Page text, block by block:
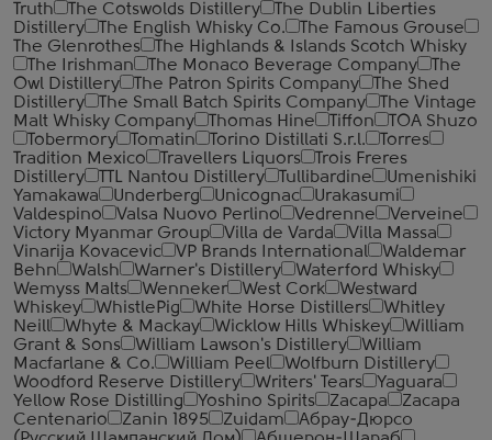
Truth
The Cotswolds Distillery
The Dublin Liberties
Distillery
The English Whisky Co.
The Famous Grouse
The Glenrothes
The Highlands & Islands Scotch Whisky
The Irishman
The Monaco Beverage Company
The
Owl Distillery
The Patron Spirits Company
The Shed
Distillery
The Small Batch Spirits Company
The Vintage
Malt Whisky Company
Thomas Hine Tiffon
TOA Shuzo
Tobermory
Tomatin Torino Distillati S.r.l.
Torres
Tradition Mexico
Travellers Liquors
Trois Freres
Distillery
TTL Nantou Distillery Tullibardine
Umenishiki
Yamakawa
Underberg Unicognac
Urakasumi
Valdespino
Valsa Nuovo Perlino Vedrenne
Verveine
Victory Myanmar Group
Villa de Varda
Villa Massa
Vinarija Kovacevic
VP Brands International
Waldemar
Behn
Walsh Warner's Distillery
Waterford Whisky
Wemyss Malts
Wenneker West Cork
Westward
Whiskey
WhistlePig White Horse Distillers
Whitley
Neill
Whyte & Mackay Wicklow Hills Whiskey
William
Grant & Sons
William Lawson's Distillery
William
Macfarlane & Co.
William Peel
Wolfburn Distillery
Woodford Reserve Distillery
Writers' Tears
Yaguara
Yellow Rose Distilling
Yoshino Spirits Zacapa
Zacapa
Centenario
Zanin 1895 Zuidam
Абрау-Дюрсо